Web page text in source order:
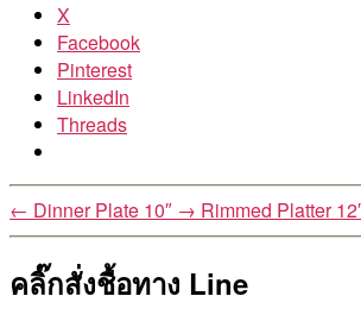
X
Facebook
Pinterest
LinkedIn
Threads
← Dinner Plate 10″ → Rimmed Platter
คลิ๊กสั่งชื้อทาง Line